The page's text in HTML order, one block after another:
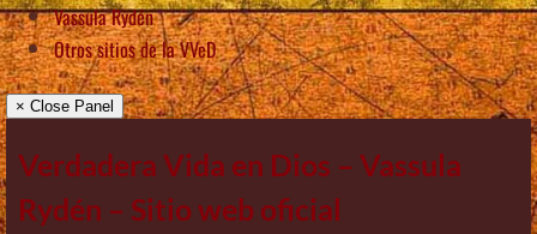
Vassula Rydén
Otros sitios de la VVeD
× Close Panel
Verdadera Vida en Dios – Vassula
Rydén – Sitio web oficial